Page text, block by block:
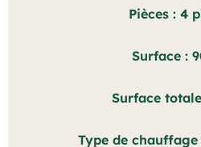
Pièces 4
Surface
Surface totale
Type de chauffage